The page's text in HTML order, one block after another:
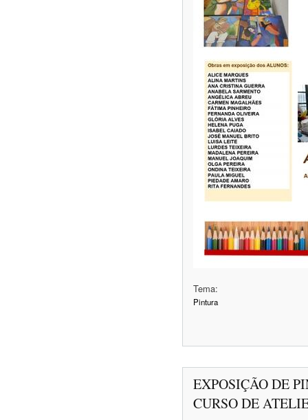
Tema:
Pintura
EXPOSIÇÃO DE
CURSO DE